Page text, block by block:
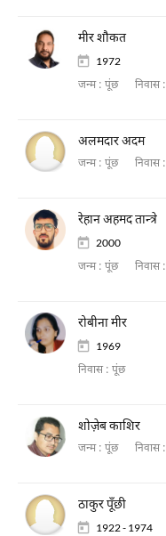
मीर शौकत
1972
जन्म : पूंछ निवास :
अलमदार अदम
जन्म : पूंछ निवास :
रेहान अहमद तान्त्रे
2000
जन्म : पूंछ निवास :
रोबीना मीर
1969
निवास : पूंछ
शोज़ेब काशिर
जन्म : पूंछ निवास :
ठाकुर पूँछी
1922 - 1974